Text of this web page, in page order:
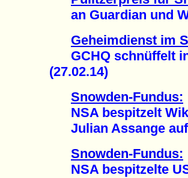
an Guardian und
Geheimdienst im
GCHQ schnüffelt
(27.02.14)
Snowden-Fundus:
NSA bespitzelt
Julian Assange auf
Snowden-Fundus:
NSA bespitzelte